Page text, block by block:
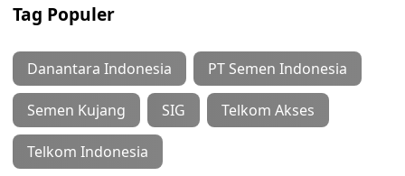
Tag Populer
Danantara Indonesia PT Semen Indonesia
Semen Kujang SIG Telkom Akses
Telkom Indonesia